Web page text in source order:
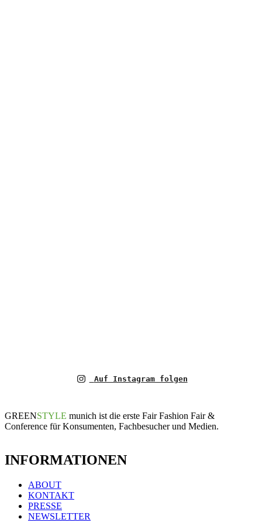
Auf Instagram folgen
GREENSTYLE munich ist die erste Fair Fashion Fair &
Conference für Konsumenten, Fachbesucher und Medien.
INFORMATIONEN
ABOUT
KONTAKT
PRESSE
NEWSLETTER